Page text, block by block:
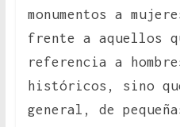
monumentos a
frente a aquellos
referencia a
históricos, sino
general, de